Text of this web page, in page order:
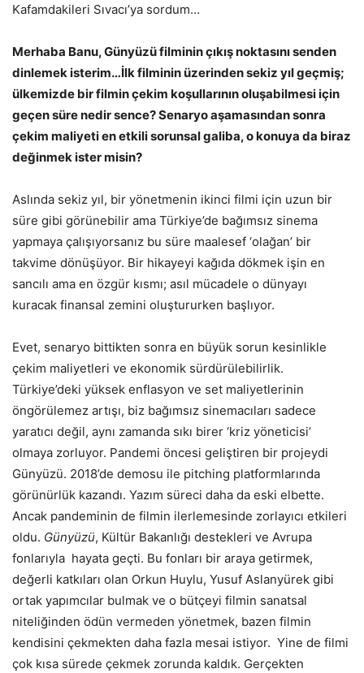
Kafamdakileri Sıvacı’ya sordum…
Merhaba Banu, Günyüzü filminin çıkış noktasını senden
dinlemek isterim…İlk filminin üzerinden sekiz yıl geçmiş;
ülkemizde bir filmin çekim koşullarının oluşabilmesi için
geçen süre nedir sence? Senaryo aşamasından sonra
çekim maliyeti en etkili sorunsal galiba, o konuya da biraz
değinmek ister misin?
​Aslında sekiz yıl, bir yönetmenin ikinci filmi için uzun bir
süre gibi görünebilir ama Türkiye’de bağımsız sinema
yapmaya çalışıyorsanız bu süre maalesef ‘olağan’ bir
takvime dönüşüyor. Bir hikayeyi kağıda dökmek işin en
sancılı ama en özgür kısmı; asıl mücadele o dünyayı
kuracak finansal zemini oluştururken başlıyor.
​Evet, senaryo bittikten sonra en büyük sorun kesinlikle
çekim maliyetleri ve ekonomik sürdürülebilirlik.
Türkiye’deki yüksek enflasyon ve set maliyetlerinin
öngörülemez artışı, biz bağımsız sinemacıları sadece
yaratıcı değil, aynı zamanda sıkı birer ‘kriz yöneticisi’
olmaya zorluyor. Pandemi öncesi geliştiren bir projeydi
Günyüzü. 2018’de demosu ile pitching platformlarında
görünürlük kazandı. Yazım süreci daha da eski elbette.
Ancak pandeminin de filmin ilerlemesinde zorlayıcı etkileri
oldu. Günyüzü, Kültür Bakanlığı destekleri ve Avrupa
fonlarıyla hayata geçti. Bu fonları bir araya getirmek,
değerli katkıları olan Orkun Huylu, Yusuf Aslanyürek gibi
ortak yapımcılar bulmak ve o bütçeyi filmin sanatsal
niteliğinden ödün vermeden yönetmek, bazen filmin
kendisini çekmekten daha fazla mesai istiyor. Yine de filmi
çok kısa sürede çekmek zorunda kaldık. Gerçekten